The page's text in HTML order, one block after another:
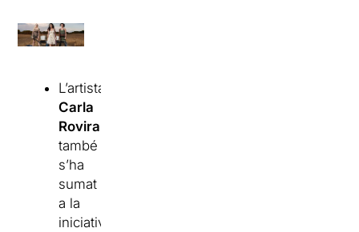
L’artista
Carla
Rovira
també
s’ha
sumat
a la
iniciativa